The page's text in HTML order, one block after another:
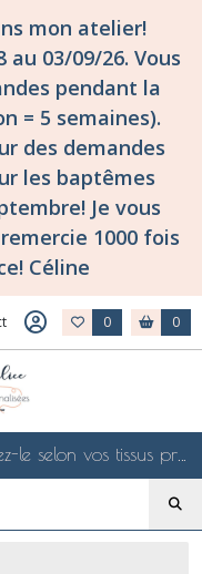
mon atelier!
03/09/26. Vous
pendant la
= 5 semaines).
des demandes
les baptêmes
Je vous
1000 fois
Céline
0 0
Choisissez un modèle et personnalisez-le selon vos tissus préférés de mes collections en ligne, je le confectionnerai selon vos souhaits